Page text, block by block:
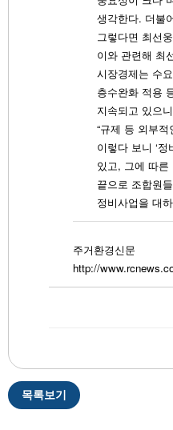
생각한다. 더불
그렇다면 최선
이와 관련해 최
시장경제는 수
층수완화 적용
지속되고 있으
“규제 등 외부
이렇다 보니 ‘
있고, 그에 따른
끝으로 조합원
정비사업을 대
주거환경신문
http://
목록보기